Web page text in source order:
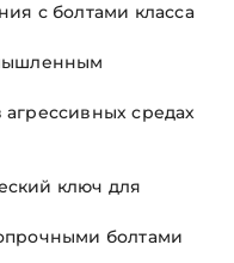
с болтами класса
средах
ключ для
болтами